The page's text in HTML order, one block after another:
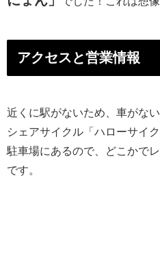
アクセスと営業情報
近くに駅がないため、車がな
シェアサイクル「ハローサイ
駐車場にあるので、どこかで
です。